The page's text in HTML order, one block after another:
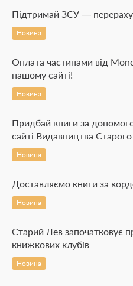
Підтримай ЗСУ —
Новина
Оплата частинами від
нашому сайті!
Новина
Придбай книги за
сайті Видавництва
Новина
Доставляємо книги за
Новина
Старий Лев започатковує
книжкових клубів
Новина